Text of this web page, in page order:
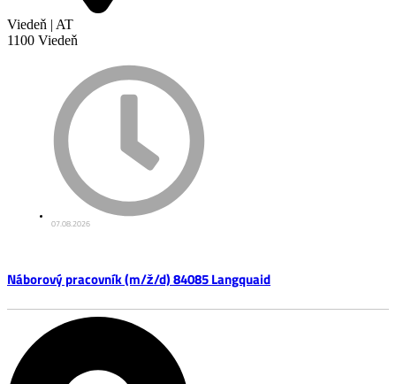
Viedeň | AT
1100 Viedeň
07.08.2026
Náborový pracovník (m/ž/d) 84085 Langquaid